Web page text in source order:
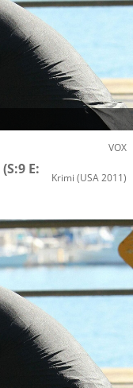
VOX
(S:9 E:
Krimi (USA 2011)